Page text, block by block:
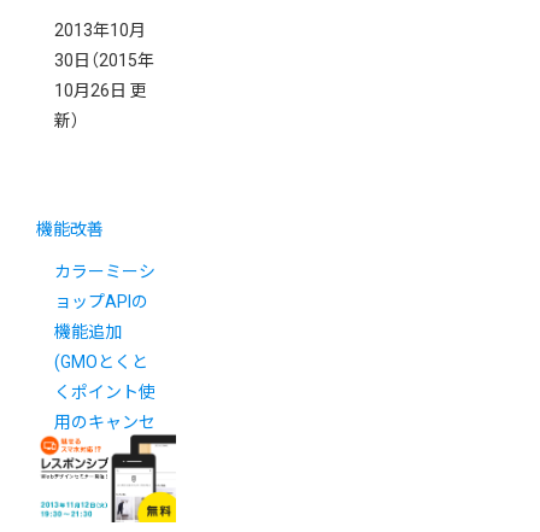
2013年10月
30日 （2015年
10月26日 更
新）
機能改善
カラーミーシ
ョップAPIの
機能追加
(GMOとくと
くポイント使
用のキャンセ
ル)